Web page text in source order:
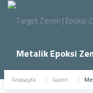
Metalik Epoksi
Anasayfa Galeri